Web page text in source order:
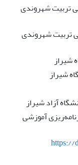
تربیت شهروندی
تربیت شهروندی
شیراز
شیراز
آزاد شیراز
آموزشی
https://